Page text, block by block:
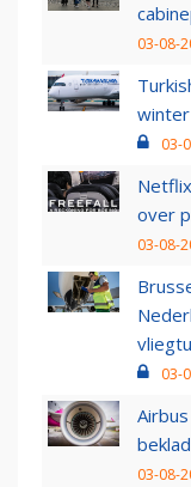
03-08-
03-
over
03-08-
03-
03-08-